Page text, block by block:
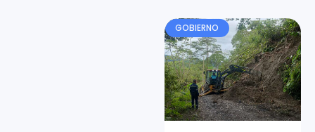
GOBIERNO